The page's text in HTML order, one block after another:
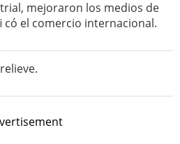
mejoraron los medios de
có el comercio internacional.